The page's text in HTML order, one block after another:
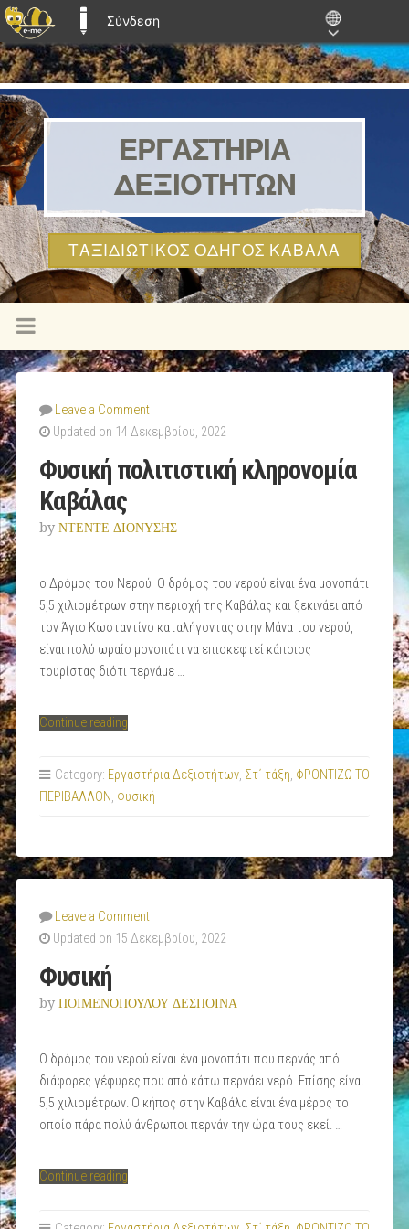
E-ME BLOGS
Σύνδεση
ΕΡΓΑΣΤΗΡΙΑ
ΔΕΞΙΟΤΗΤΩΝ
ΤΑΞΙΔΙΩΤΙΚΌΣ ΟΔΗΓΌΣ ΚΑΒΆΛΑ
Leave a Comment
Updated on 14 Δεκεμβρίου, 2022
Φυσική πολιτιστική κληρονομία
Καβάλας
by ΝΤΕΝΤΕ ΔΙΟΝΥΣΗΣ
ο Δρόμος του Νερού Ο δρόμος του νερού είναι ένα μονοπάτι
5,5 χιλιομέτρων στην περιοχή της Καβάλας και ξεκινάει από
τον Άγιο Κωσταντίνο καταλήγοντας στην Μάνα του νερού,
είναι πολύ ωραίο μονοπάτι να επισκεφτεί κάποιος
τουρίστας διότι περνάμε …
Continue reading“Φυσική
κληρονομία
Καβάλας”
Category: Εργαστήρια Δεξιοτήτων, Στ΄ τάξη, ΦΡΟΝΤΙΖΩ ΤΟ
ΠΕΡΙΒΑΛΛΟΝ, Φυσική
Leave a Comment
Updated on 15 Δεκεμβρίου, 2022
Φυσική
by ΠΟΙΜΕΝΟΠΟΥΛΟΥ ΔΕΣΠΟΙΝΑ
Ο δρόμος του νερού είναι ένα μονοπάτι που περνάς από
διάφορες γέφυρες που από κάτω περνάει νερό. Επίσης είναι
5,5 χιλιομέτρων. Ο κήπος στην Καβάλα είναι ένα μέρος το
οποίο πάρα πολύ άνθρωποι περνάν την ώρα τους εκεί. …
Continue reading“Φυσική”